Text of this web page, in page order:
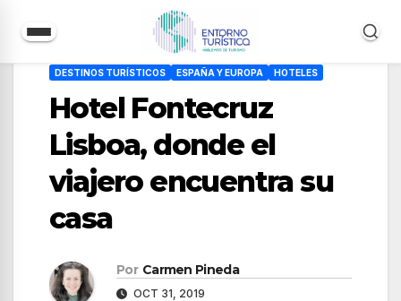
contenido
DESTINOS TURÍSTICOS ESPAÑA Y EUROPA HOTELES
Hotel Fontecruz
Lisboa, donde el
viajero encuentra su
casa
Por Carmen Pineda
OCT 31, 2019